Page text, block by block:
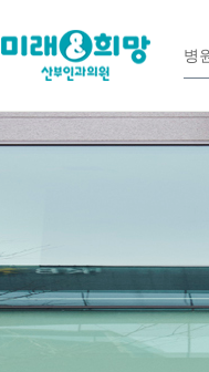
병